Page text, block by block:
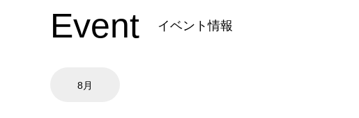
Event イベント情報
8月